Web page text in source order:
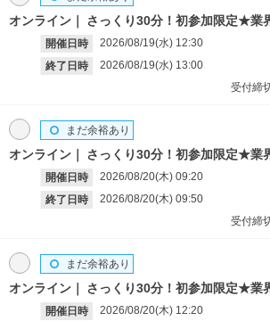
オンライン さっくり30分！初参加限定★業
開催日時 2026/08/19(水) 12:30
終了日時
2026/08/19(水) 13:00
受付締
オンライン さっくり30分！初参加限定★業
開催日時 2026/08/20(木) 09:20
終了日時
2026/08/20(木) 09:50
まだ余裕あり
受付締
オンライン さっくり30分！初参加限定★業
開催日時 2026/08/20(木) 12:20
まだ余裕あり